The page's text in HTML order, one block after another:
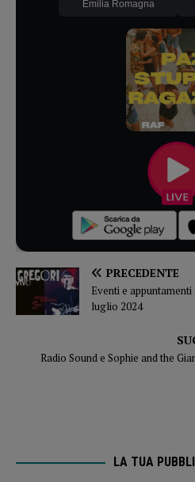
Emilia Romagna
PRECEDENTE
Eventi e
luglio 2024
Radio Sound e Sophie and the
LA TUA